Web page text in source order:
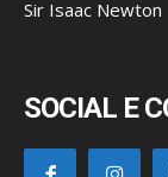
Sir Isaac Newton
SOCIAL E